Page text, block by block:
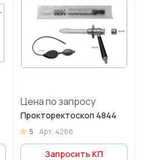
Цена по запросу
Прокторектоскоп 4844
5 Арт. 4288
Запросить КП